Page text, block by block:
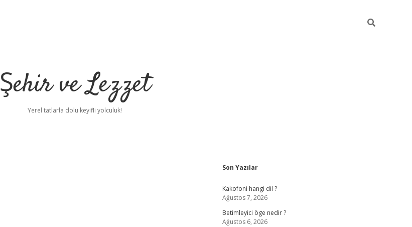
Şehir ve Lezzet
Yerel tatlarla dolu keyifli yolculuk!
Sidebar
Son Yazılar
Kakofoni hangi dil ?
Ağustos 7, 2026
Betimleyici öge nedir ?
Ağustos 6, 2026